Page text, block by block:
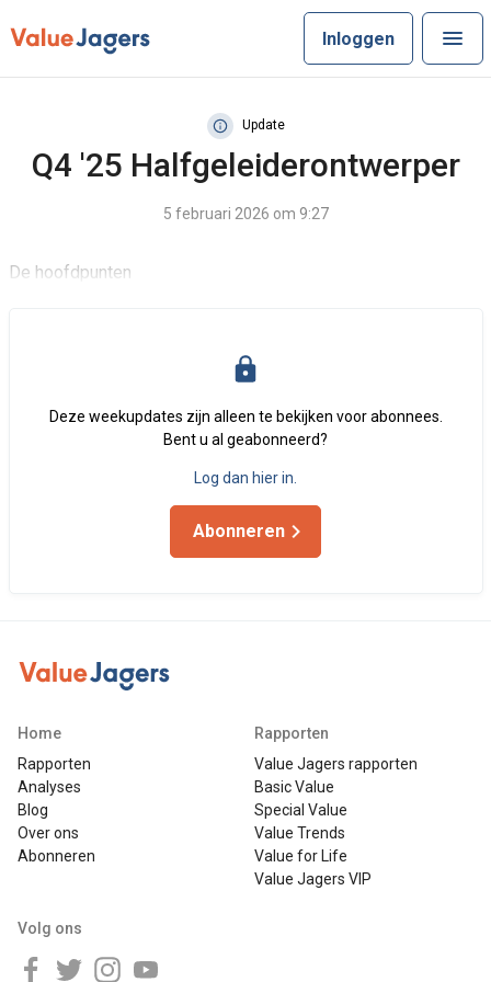
Inloggen
Update
Q4 '25 Halfgeleiderontwerper
5 februari 2026 om 9:27
De hoofdpunten
Deze weekupdates zijn alleen te bekijken voor abonnees.
Bent u al geabonneerd?
Log dan hier in.
Abonneren
Home
Rapporten
Analyses
Blog
Over ons
Abonneren
Rapporten
Value Jagers rapporten
Basic Value
Special Value
Value Trends
Value for Life
Value Jagers VIP
Volg ons